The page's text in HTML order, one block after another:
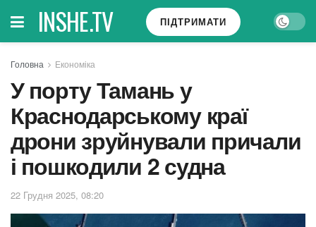
INSHE.TV ПІДТРИМАТИ
Головна Економіка
У порту Тамань у
Краснодарському краї
дрони зруйнували причали
і пошкодили 2 судна
22 Грудня 2025, 08:20